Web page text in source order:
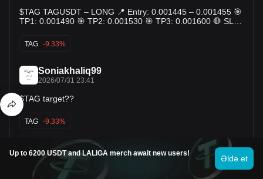
$TAG TAGUSDT – LONG 📍 Entry: 0.001445 – 0.001455 🎯
TP1: 0.001490 🎯 TP2: 0.001530 🎯 TP3: 0.001600 🛑 SL:
TAG -9.33%
Soniakhaliq99
2026/07/31 23:41
$TAG target??
TAG -9.33%
Gmcrypto-signals-4
2026/07/31 18:58
$TAG Safer Short Plan Entry Zone (Strong Resistance):
Up to 6200 USDT and LALIGA merch await new users!
Əldə et